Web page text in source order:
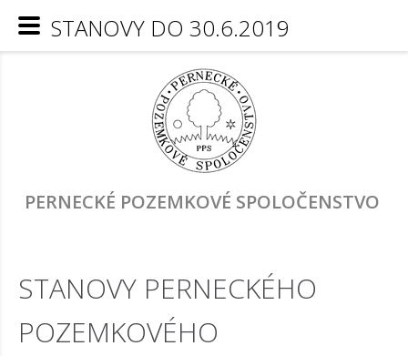
PERNECKÉ POZEMKOVÉ SPOLOČENSTVO
STANOVY PERNECKÉHO
POZEMKOVÉHO
STANOVY DO 30.6.2019